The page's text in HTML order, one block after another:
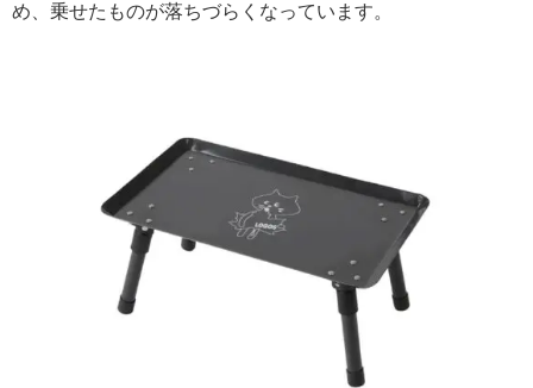
め、乗せたものが落ちづらくなっています。